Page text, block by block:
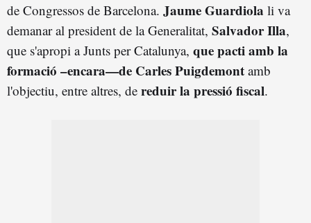
de Congressos de Barcelona. Jaume Guardiola li va
demanar al president de la Generalitat, Salvador Illa,
que s'apropi a Junts per Catalunya, que pacti amb la
formació –encara—de Carles Puigdemont amb
l'objectiu, entre altres, de reduir la pressió fiscal.